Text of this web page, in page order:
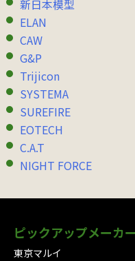
新日本模型
ELAN
CAW
G&P
Trijicon
SYSTEMA
SUREFIRE
EOTECH
C.A.T
NIGHT FORCE
ピックアップメーカー
東京マルイ